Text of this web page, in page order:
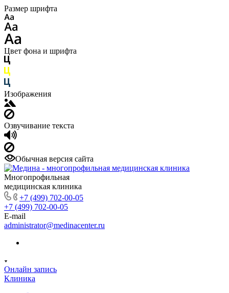
Размер шрифта
Цвет фона и шрифта
Изображения
Озвучивание текста
Обычная версия сайта
Многопрофильная
медицинская клиника
+7 (499) 702-00-05
+7 (499) 702-00-05
E-mail
administrator@medinacenter.ru
Онлайн запись
Клиника